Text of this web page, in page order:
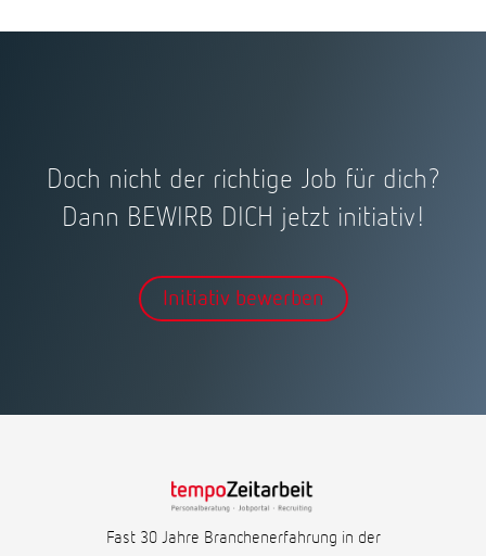
Doch nicht der richtige Job für dich?
Dann BEWIRB DICH jetzt initiativ!
Initiativ bewerben
Fast 30 Jahre Branchenerfahrung in der